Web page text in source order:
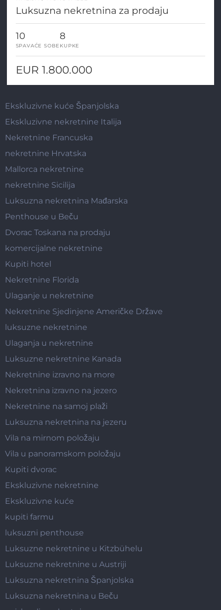
Luksuzna nekretnina za prodaju
10
SPAVAĆE SOBE
8
KUPKE
EUR 1.800.000
Ekskluzivne kuće Španjolska
Ekskluzivne nekretnine Italija
Nekretnine Francuska
nekretnine Hrvatska
Mallorca nekretnine
nekretnine Sicilija
Luksuzna nekretnina Mađarska
Penthouse u Beču
Dvorac Toskana na prodaju
komercijalne nekretnine
Kupiti hotel
Nekretnine Florida
Ulaganje u nekretnine
Nekretnine Sjedinjene Američke Države
luksuzne nekretnine
Ulaganja u nekretnine
Luksuzne nekretnine Kanada
Nekretnine izravno na more
Nekretnina izravno na jezero
Nekretnine na samoj plaži
Luksuzna nekretnina na jezeru
Vila na mirnom položaju
Vila u panoramskom položaju
Kupiti dvorac
Ekskluzivne nekretnine
Ekskluzivne kuće
kupiti farmu
luksuzni penthouse
Luksuzne nekretnine u Kitzbühelu
Luksuzne nekretnine u Austriji
Luksuzna nekretnina Španjolska
Luksuzna nekretnina u Beču